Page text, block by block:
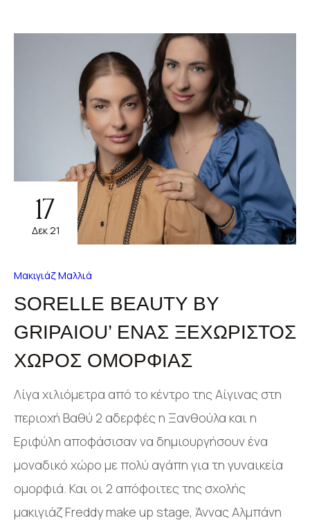
17
Δεκ 21
ΜακιγιάζΜαλλιά
SORELLE BEAUTY BY
GRIPAIOU’ ΈΝΑΣ ΞΕΧΩΡΙΣΤΌΣ
ΧΏΡΟΣ ΟΜΟΡΦΙΆΣ
Λίγα χιλιόμετρα από το κέντρο της Αίγινας στη
περιοχή Βαθύ 2 αδερφές η Ξανθούλα και η
Εριφύλη αποφάσισαν να δημιουργήσουν ένα
μοναδικό χώρο με πολύ αγάπη για τη γυναικεία
ομορφιά. Και οι 2 απόφοιτες της σχολής
μακιγιάζ Freddy make up stage, Άννας Αλμπάνη